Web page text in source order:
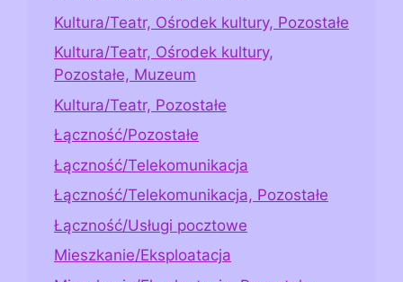
Kultura/Teatr, Ośrodek kultury, Pozostałe
Kultura/Teatr, Ośrodek kultury,
Pozostałe, Muzeum
Kultura/Teatr, Pozostałe
Łączność/Pozostałe
Łączność/Telekomunikacja
Łączność/Telekomunikacja, Pozostałe
Łączność/Usługi pocztowe
Mieszkanie/Eksploatacja